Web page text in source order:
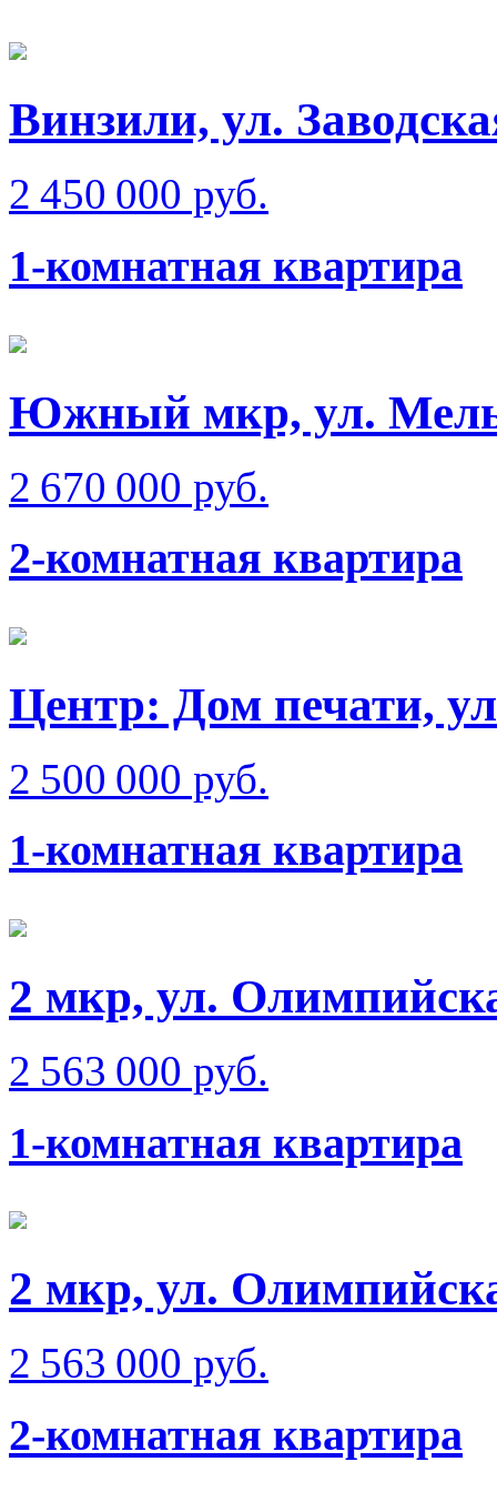
Винзили, ул.
2 450 000 руб.
1-комнатная квартира
Южный мкр, ул.
2 670 000 руб.
2-комнатная квартира
Центр: Дом печати,
2 500 000 руб.
1-комнатная квартира
2 мкр, ул.
2 563 000 руб.
1-комнатная квартира
2 мкр, ул.
2 563 000 руб.
2-комнатная квартира